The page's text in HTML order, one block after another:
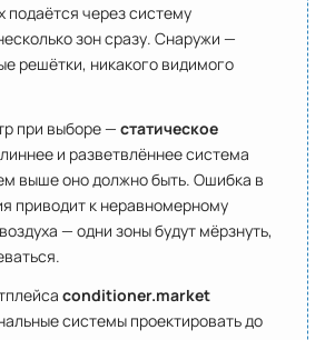
подаётся через систему
зон сразу. Снаружи —
решётки, никакого видимого
при выборе — статическое
и разветвлённее система
выше оно должно быть. Ошибка в
приводит к неравномерному
— одни зоны будут мёрзнуть,
conditioner.market
системы проектировать до